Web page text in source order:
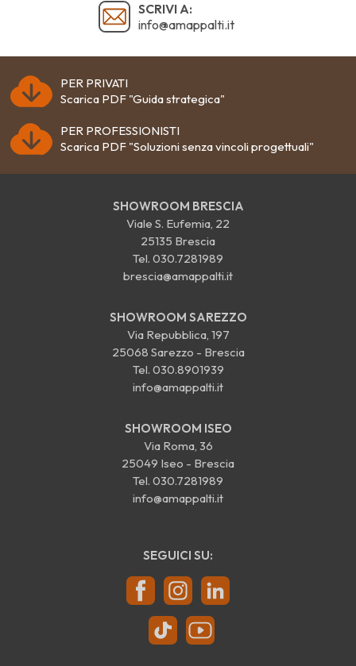
SCRIVI A:
info@amappalti.it
PER PRIVATI
Scarica PDF "Guida strategica"
PER PROFESSIONISTI
Scarica PDF "Soluzioni senza vincoli progettuali"
SHOWROOM BRESCIA
Viale S. Eufemia, 22
25135 Brescia
Tel. 030.7281989
brescia@amappalti.it
SHOWROOM SAREZZO
Via Repubblica, 197
25068 Sarezzo - Brescia
Tel. 030.8901939
info@amappalti.it
SHOWROOM ISEO
Via Roma, 36
25049 Iseo - Brescia
Tel. 030.7281989
info@amappalti.it
SEGUICI SU: